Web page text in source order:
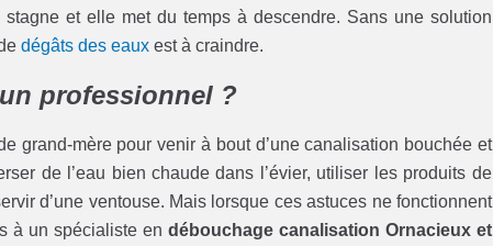
et elle met du temps à descendre. Sans une solution
dégâts des eaux est à craindre.
professionnel ?
grand-mère pour venir à bout d’une canalisation bouchée et
de l’eau bien chaude dans l’évier, utiliser les produits de
d’une ventouse. Mais lorsque ces astuces ne fonctionnent
à un spécialiste en débouchage canalisation Ornacieux et